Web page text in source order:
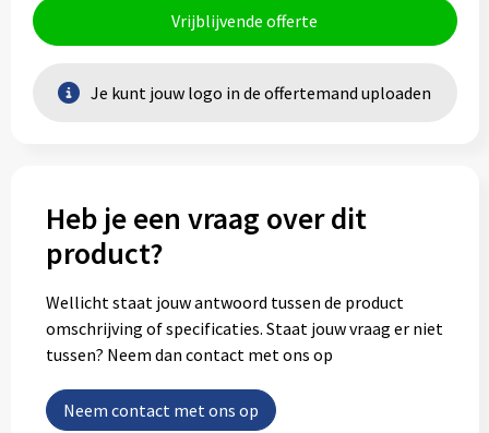
Vrijblijvende offerte
Je kunt jouw logo in de offertemand uploaden
Heb je een vraag over dit
product?
Wellicht staat jouw antwoord tussen de product
omschrijving of specificaties. Staat jouw vraag er niet
tussen? Neem dan contact met ons op
Neem contact met ons op